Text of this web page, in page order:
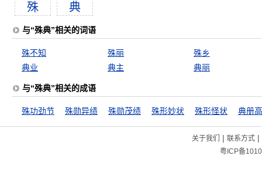
殊 典
与“殊典”相关的词语
殊不知 殊丽
殊乡
典业
典主 典丽
与“殊典”相关的成语
殊功劲节 殊勋异绩 殊勋茂绩 殊形妙状 殊形怪状 典册
关于我们 | 联系方式|
粤ICP备